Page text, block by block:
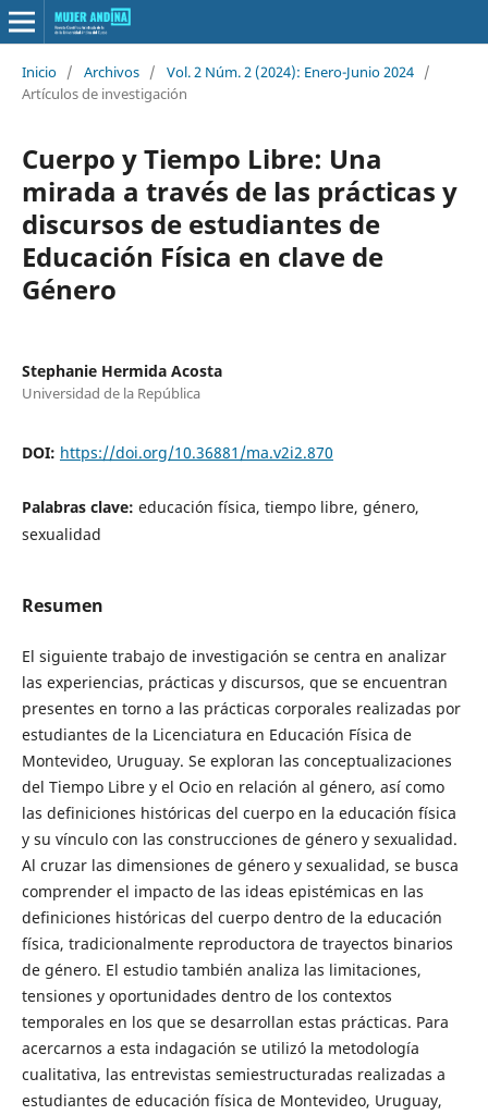
Inicio / Archivos / Vol. 2 Núm. 2 (2024): Enero-Junio 2024 /
Artículos de investigación
Cuerpo y Tiempo Libre: Una
mirada a través de las prácticas y
discursos de estudiantes de
Educación Física en clave de
Género
Stephanie Hermida Acosta
Universidad de la República
DOI: https://doi.org/10.36881/ma.v2i2.870
Palabras clave: educación física, tiempo libre, género,
sexualidad
Resumen
El siguiente trabajo de investigación se centra en analizar
las experiencias, prácticas y discursos, que se encuentran
presentes en torno a las prácticas corporales realizadas por
estudiantes de la Licenciatura en Educación Física de
Montevideo, Uruguay. Se exploran las conceptualizaciones
del Tiempo Libre y el Ocio en relación al género, así como
las definiciones históricas del cuerpo en la educación física
y su vínculo con las construcciones de género y sexualidad.
Al cruzar las dimensiones de género y sexualidad, se busca
comprender el impacto de las ideas epistémicas en las
definiciones históricas del cuerpo dentro de la educación
física, tradicionalmente reproductora de trayectos binarios
de género. El estudio también analiza las limitaciones,
tensiones y oportunidades dentro de los contextos
temporales en los que se desarrollan estas prácticas. Para
acercarnos a esta indagación se utilizó la metodología
cualitativa, las entrevistas semiestructuradas realizadas a
estudiantes de educación física de Montevideo, Uruguay,